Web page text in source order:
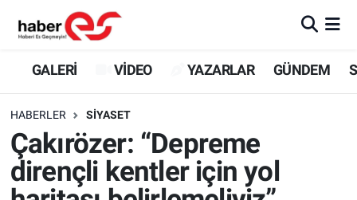
GALERİ VİDEO YAZARLAR GÜNDEM
HABERLER SİYASET
Çakırözer: “Depreme
dirençli kentler için yol
GALERİ
YAZARLAR
GÜNDEM
Eskişehir Nöbetçi Eczaneler
Eskişehir Trafik Yoğunluk Haritası
Süper Lig Puan Durumu ve Fikstür